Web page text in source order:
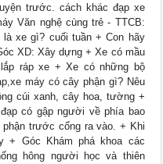
trước. cách khác đạp xe
Văn nghệ cùng trẻ - TTCB:
xe gì? cuối tuần + Con hãy
XD: Xây dựng + Xe có mầu
ráp xe + Xe có những bộ
máy có cây phận gì? Nêu
cúi xanh, cây hoa, tường +
có gập người về phía bao
trước cổng ra vào. + Khi
+ Góc Khám phá khoa các
hông người học và thiên